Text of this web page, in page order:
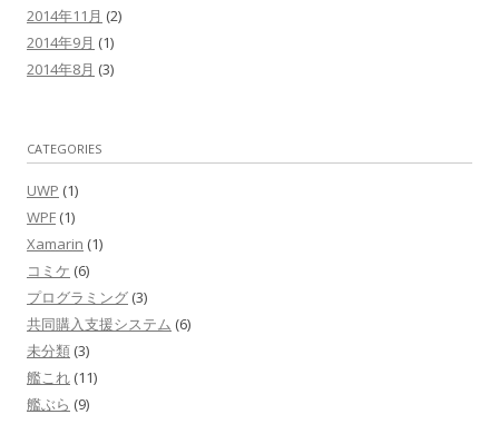
2014年11月 (2)
2014年9月 (1)
2014年8月 (3)
CATEGORIES
UWP (1)
WPF (1)
Xamarin (1)
コミケ (6)
プログラミング (3)
共同購入支援システム (6)
未分類 (3)
艦これ (11)
艦ぶら (9)